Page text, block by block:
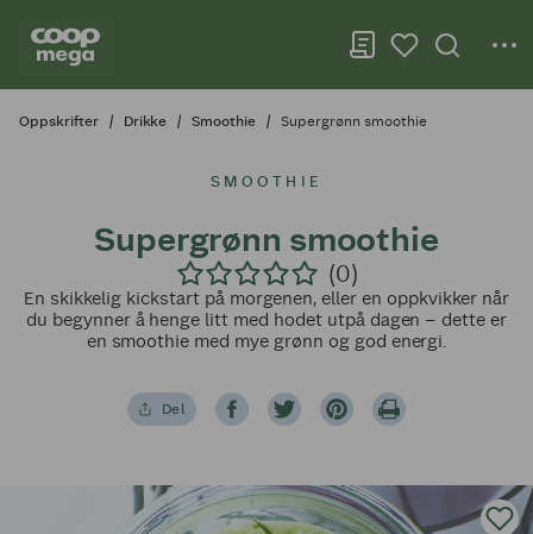
Oppskrifter Drikke Smoothie Supergrønn smoothie
SMOOTHIE
Supergrønn smoothie
(0)
En skikkelig kickstart på morgenen, eller en oppkvikker når
du begynner å henge litt med hodet utpå dagen – dette er
en smoothie med mye grønn og god energi.
Del